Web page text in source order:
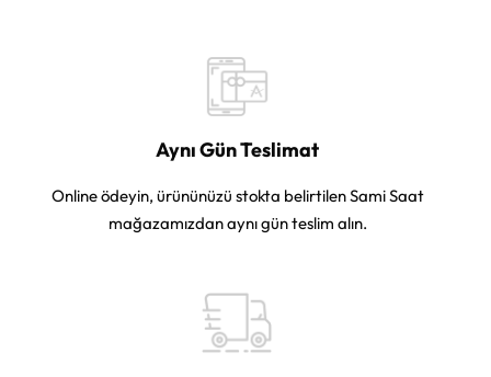
Aynı Gün Teslimat
Online ödeyin, ürününüzü stokta belirtilen Sami Saat
mağazamızdan aynı gün teslim alın.